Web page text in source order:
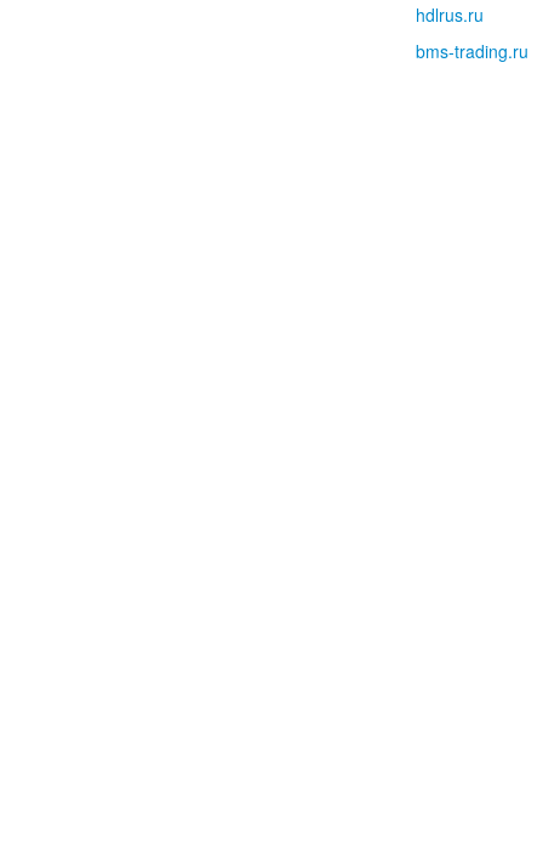
hdlrus.ru
bms-trading.ru